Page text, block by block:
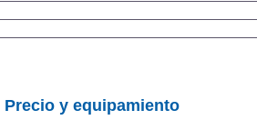
Precio y equipamiento